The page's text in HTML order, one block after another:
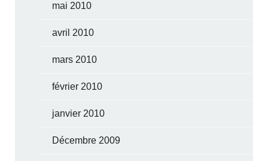
mai 2010
avril 2010
mars 2010
février 2010
janvier 2010
Décembre 2009